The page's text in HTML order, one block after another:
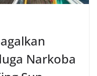
Narkoba